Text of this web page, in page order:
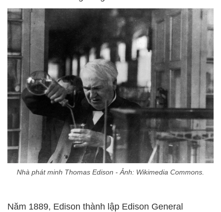
Nhà phát minh Thomas Edison - Ảnh: Wikimedia Commons.
Năm 1889, Edison thành lập Edison General